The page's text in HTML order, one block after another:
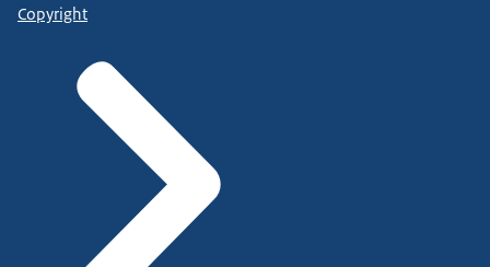
Copyright